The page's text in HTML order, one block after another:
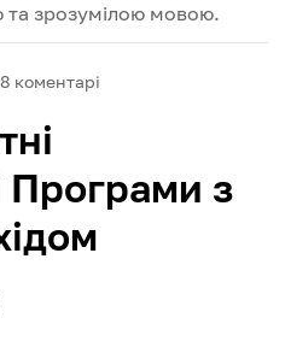
та зрозумілою мовою.
коментарі
Програми з